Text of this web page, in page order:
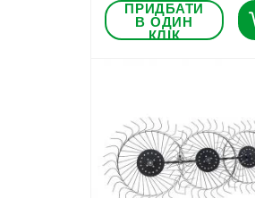
ПРИДБАТИ
В ОДИН
КЛІК